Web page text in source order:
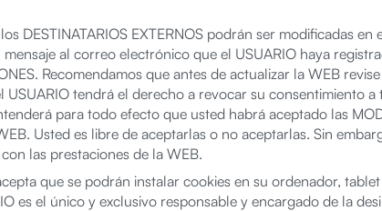
DESTINATARIOS EXTERNOS podrán ser modificadas
al correo electrónico que el USUARIO haya
Recomendamos que antes de actualizar la WEB
tendrá el derecho a revocar su consentimiento
para todo efecto que usted habrá aceptado las
Usted es libre de aceptarlas o no aceptarlas. Sin
las prestaciones de la WEB.
que se podrán instalar cookies en su ordenador,
es el único y exclusivo responsable y encargado de la